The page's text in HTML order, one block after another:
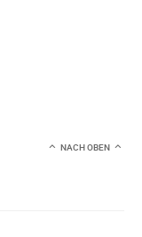
NACH OBEN